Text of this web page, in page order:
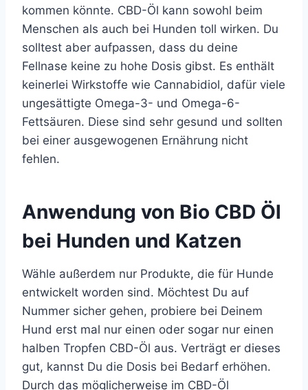
kommen könnte. CBD-Öl kann sowohl beim
Menschen als auch bei Hunden toll wirken. Du
solltest aber aufpassen, dass du deine
Fellnase keine zu hohe Dosis gibst. Es enthält
keinerlei Wirkstoffe wie Cannabidiol, dafür viele
ungesättigte Omega-3- und Omega-6-
Fettsäuren. Diese sind sehr gesund und sollten
bei einer ausgewogenen Ernährung nicht
fehlen.
Anwendung von Bio CBD Öl
bei Hunden und Katzen
Wähle außerdem nur Produkte, die für Hunde
entwickelt worden sind. Möchtest Du auf
Nummer sicher gehen, probiere bei Deinem
Hund erst mal nur einen oder sogar nur einen
halben Tropfen CBD-Öl aus. Verträgt er dieses
gut, kannst Du die Dosis bei Bedarf erhöhen.
Durch das möglicherweise im CBD-Öl